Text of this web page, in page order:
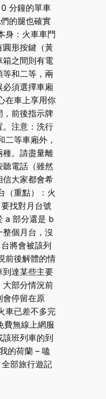
分鐘的單車
的腿也確實
身：火車車門
圓形按鍵（黃
箱之間則有電
和二等，兩
須選擇車廂
在車上享用你
，前後指示牌
。注意：洗行
二等車廂外，
種。請盡量離
電話（雖然
信大家都會希
（重點）：火
找對月台號
a 部分還是 b
個月台，沒
將會被該列
前後解體的情
到達某些主要
大部分情況前
會停留在原
車已差不多完
費無線上網服
班列車的到
的荷蘭 – 嗑
部旅行遊記